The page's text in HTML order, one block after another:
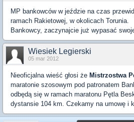
MP bankowców w jeździe na czas
ramach Rakietowej, w okolicach Torunia.
Bankowcy, zaczynajcie już wypasać
Wiesiek Legierski
05 mar 2012
Nieoficjalna wieść głosi że Mistrzostwa
maratonie szosowym pod patronatem
odbędą się w ramach maratonu Pętla
dystansie 104 km. Czekamy na umowę i